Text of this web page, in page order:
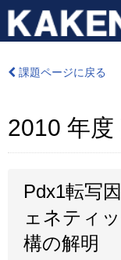
課題ページに戻る
2010 年度
Pdx1転写
ェネティ
構の解明